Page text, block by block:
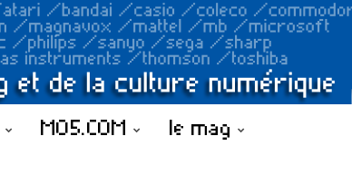
MO5.COM le mag